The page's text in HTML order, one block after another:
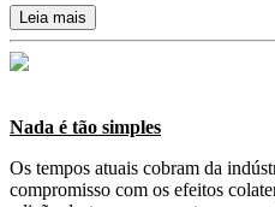
Leia mais
Nada é tão simples
Os tempos atuais cobram da
compromisso com os efeitos